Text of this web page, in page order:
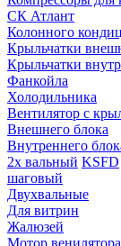
СК Атлант
Колонного
Крыльчатки
Крыльчатки
Фанкойла
Холодильника
Вентилятор с
Внешнего блока
Внутреннего
2х вальный KSFD
шаговый
Двухвальные
Для витрин
Жалюзей
Мотор венилятора